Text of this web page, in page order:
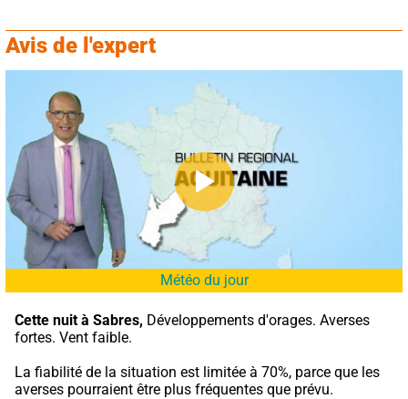
Avis de l'expert
Météo du jour
Cette nuit à Sabres, Développements d'orages. Averses
fortes. Vent faible.
La fiabilité de la situation est limitée à 70%, parce que les
averses pourraient être plus fréquentes que prévu.